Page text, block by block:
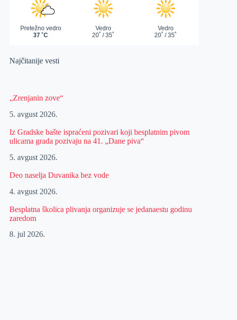
Najčitanije vesti
„Zrenjanin zove“
5. avgust 2026.
Iz Gradske bašte ispraćeni pozivari koji besplatnim pivom
ulicama grada pozivaju na 41. „Dane piva“
5. avgust 2026.
Deo naselja Duvanika bez vode
4. avgust 2026.
Besplatna školica plivanja organizuje se jedanaestu godinu
zaredom
8. jul 2026.